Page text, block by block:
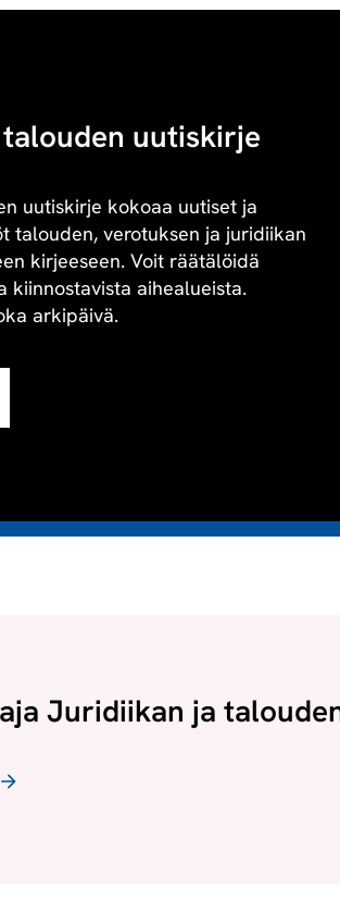
uutiskirje
uutiskirje kokoaa uutiset ja
talouden, verotuksen ja juridiikan
kirjeeseen. Voit räätälöidä
kiinnostavista aihealueista.
arkipäivä.
Juridiikan ja